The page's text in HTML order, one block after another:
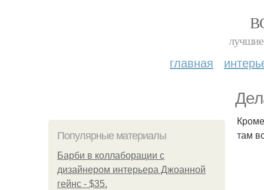
лучшие
главная
Популярные материалы
Барби в коллаборации с
дизайнером интерьера Джоанной
гейнс - $35.
там